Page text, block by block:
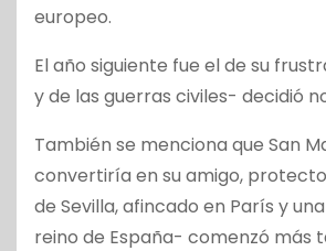
europeo.
El año siguiente fue el de su
y de las guerras civiles- decidió
También se menciona que San
convertiría en su amigo,
de Sevilla, afincado en París y
reino de España- comenzó más